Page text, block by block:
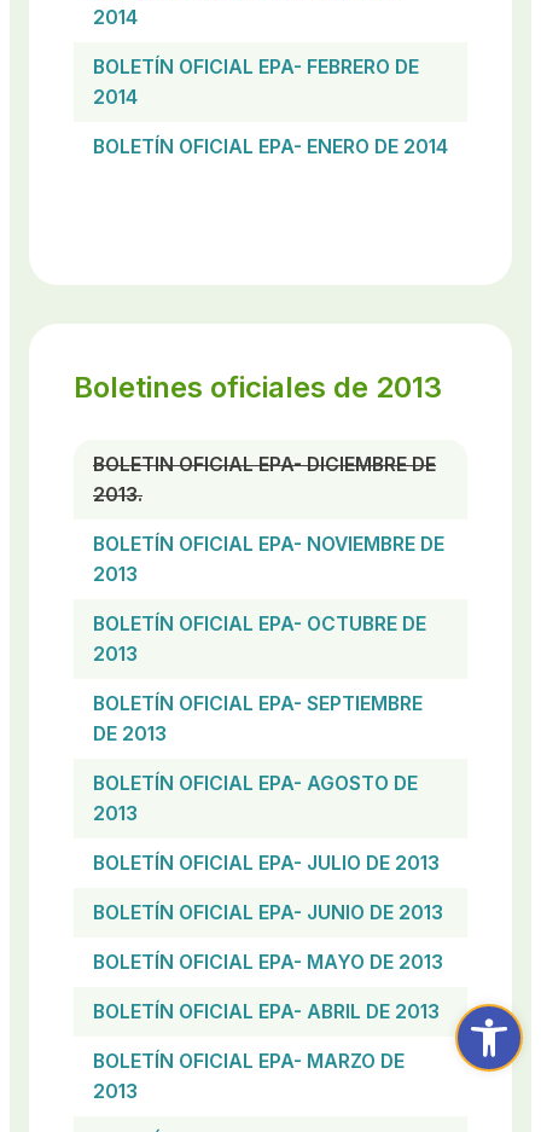
Abrir
2014
BOLETÍN OFICIAL EPA- FEBRERO DE
2014
BOLETÍN OFICIAL EPA- ENERO DE 2014
Boletines oficiales de 2013
BOLETIN OFICIAL EPA- DICIEMBRE DE
2013.
BOLETÍN OFICIAL EPA- NOVIEMBRE DE
2013
BOLETÍN OFICIAL EPA- OCTUBRE DE
2013
BOLETÍN OFICIAL EPA- SEPTIEMBRE
DE 2013
BOLETÍN OFICIAL EPA- AGOSTO DE
2013
BOLETÍN OFICIAL EPA- JULIO DE 2013
BOLETÍN OFICIAL EPA- JUNIO DE 2013
BOLETÍN OFICIAL EPA- MAYO DE 2013
BOLETÍN OFICIAL EPA- ABRIL DE 2013
BOLETÍN OFICIAL EPA- MARZO DE
2013